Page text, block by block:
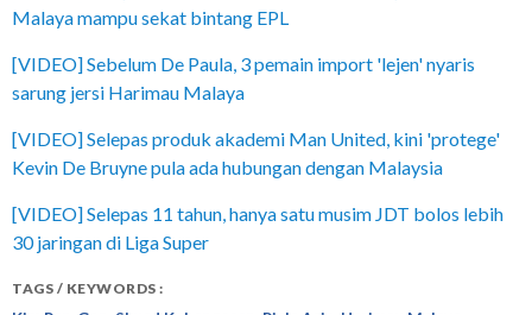
Malaya mampu sekat bintang EPL
[VIDEO] Sebelum De Paula, 3 pemain import 'lejen' nyaris
sarung jersi Harimau Malaya
[VIDEO] Selepas produk akademi Man United, kini 'protege'
Kevin De Bruyne pula ada hubungan dengan Malaysia
[VIDEO] Selepas 11 tahun, hanya satu musim JDT bolos lebih
30 jaringan di Liga Super
TAGS / KEYWORDS :